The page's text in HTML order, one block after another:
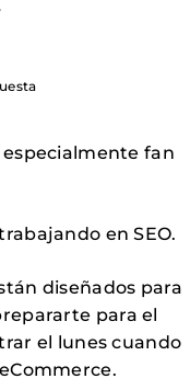
especialmente fan
en SEO.
diseñados para
para el
el lunes cuando